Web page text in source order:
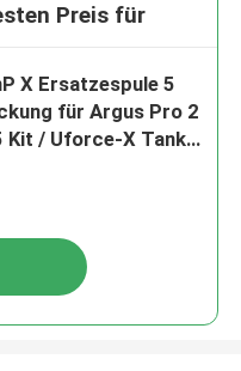
Preis für
X Ersatzespule 5
für Argus Pro 2
Kit / Uforce-X Tank /